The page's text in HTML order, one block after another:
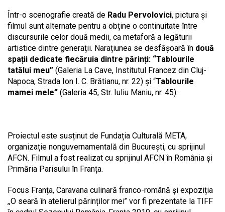
Într-o scenografie creată de Radu Pervolovici, pictura și
filmul sunt alternate pentru a obține o continuitate între
discursurile celor două medii, ca metaforă a legăturii
artistice dintre generații. Narațiunea se desfășoară în două
spații dedicate fiecăruia dintre părinți: “Tablourile
tatălui meu” (Galeria La Cave, Institutul Francez din Cluj-
Napoca, Strada Ion I. C. Brătianu, nr. 22) și “Tablourile
mamei mele” (Galeria 45, Str. Iuliu Maniu, nr. 45).
Proiectul este susținut de Fundația Culturală META,
organizație nonguvernamentală din București, cu sprijinul
AFCN. Filmul a fost realizat cu sprijinul AFCN în România și
Primăria Parisului în Franța.
Focus Franța, Caravana culinară franco-română și expoziția
,,O seară în atelierul părinților mei’’ vor fi prezentate la TIFF